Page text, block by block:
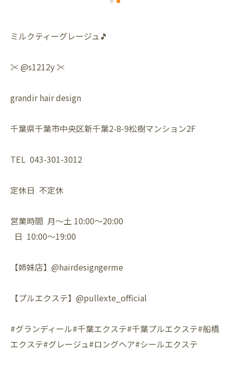
ミルクティーグレージュ🎵
✂️ @s1212y ✂️
grandir hair design
千葉県千葉市中央区新千葉2-8-9松樹マンション2F
TEL 043-301-3012
定休日 不定休
営業時間 月〜土 10:00〜20:00
日 10:00〜19:00
【姉妹店】@hairdesigngerme
【プルエクステ】@pullexte_official
#グランディール#千葉エクステ#千葉プルエクステ#船橋
エクステ#グレージュ#ロングヘア#シールエクステ